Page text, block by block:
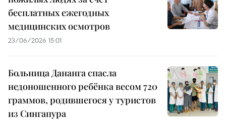
бесплатных ежегодных
медицинских осмотров
23/06/2026 15:01
Больница Дананга спасла
недоношенного ребёнка весом 720
граммов, родившегося у туристов
из Сингапура